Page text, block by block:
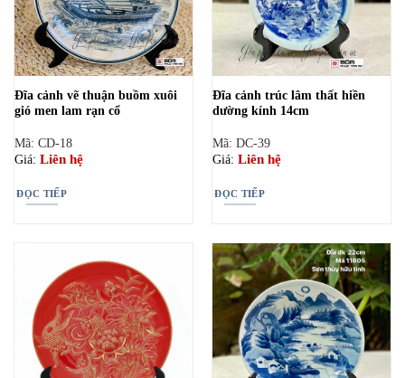
Đĩa cảnh vẽ thuận buồm xuôi
gió men lam rạn cổ
Mã: CD-18
Giá: Liên hệ
ĐỌC TIẾP
Đĩa cảnh trúc lâm thất hiền
dường kính 14cm
Mã: DC-39
Giá: Liên hệ
ĐỌC TIẾP